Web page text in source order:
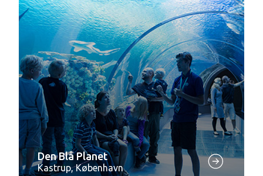
Den Blå Planet
Kastrup, København